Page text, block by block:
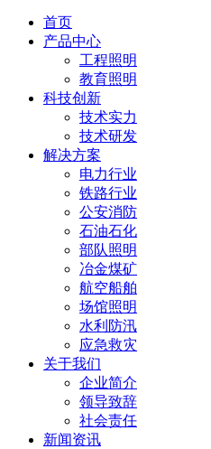
首页
产品中心
工程照明
教育照明
科技创新
技术实力
技术研发
解决方案
电力行业
铁路行业
公安消防
石油石化
部队照明
冶金煤矿
航空船舶
场馆照明
水利防汛
应急救灾
关于我们
企业简介
领导致辞
社会责任
新闻资讯